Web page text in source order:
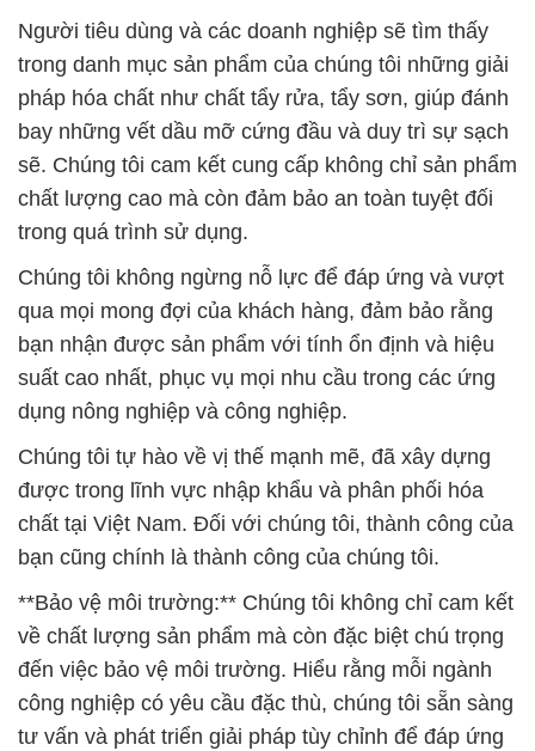
Người tiêu dùng và các doanh nghiệp sẽ tìm thấy
trong danh mục sản phẩm của chúng tôi những giải
pháp hóa chất như chất tẩy rửa, tẩy sơn, giúp đánh
bay những vết dầu mỡ cứng đầu và duy trì sự sạch
sẽ. Chúng tôi cam kết cung cấp không chỉ sản phẩm
chất lượng cao mà còn đảm bảo an toàn tuyệt đối
trong quá trình sử dụng.
Chúng tôi không ngừng nỗ lực để đáp ứng và vượt
qua mọi mong đợi của khách hàng, đảm bảo rằng
bạn nhận được sản phẩm với tính ổn định và hiệu
suất cao nhất, phục vụ mọi nhu cầu trong các ứng
dụng nông nghiệp và công nghiệp.
Chúng tôi tự hào về vị thế mạnh mẽ, đã xây dựng
được trong lĩnh vực nhập khẩu và phân phối hóa
chất tại Việt Nam. Đối với chúng tôi, thành công của
bạn cũng chính là thành công của chúng tôi.
**Bảo vệ môi trường:** Chúng tôi không chỉ cam kết
về chất lượng sản phẩm mà còn đặc biệt chú trọng
đến việc bảo vệ môi trường. Hiểu rằng mỗi ngành
công nghiệp có yêu cầu đặc thù, chúng tôi sẵn sàng
tư vấn và phát triển giải pháp tùy chỉnh để đáp ứng